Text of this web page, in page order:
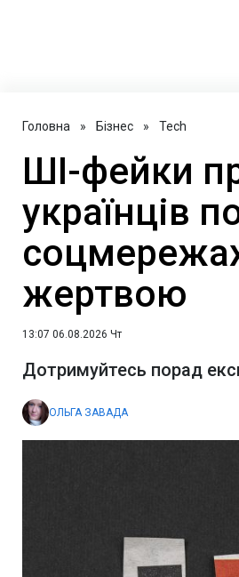
Головна » Бізнес » Tech
ШІ-фейки
українців
жертвою
13:07 06.08.2026 Чт
Дотримуйтесь порад
ОЛЬГА ЗАВАДА